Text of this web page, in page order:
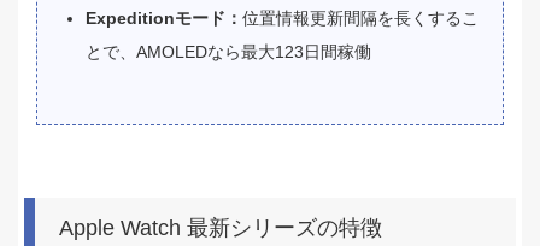
Expeditionモード： 位置情報更新間隔を長くするこ
とで、AMOLEDなら最大123日間稼働
Apple Watch 最新シリーズの特徴